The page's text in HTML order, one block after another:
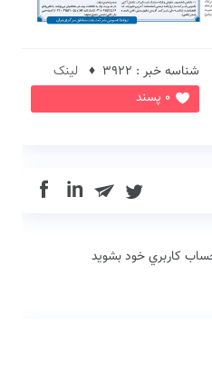
0 پسند
شناسه خبر : 3922 ♦
لینک
in
حساب كاربري خود بشويد